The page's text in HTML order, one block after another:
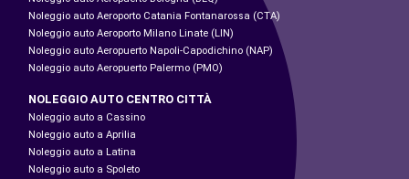
Noleggio auto Aeroporto Catania Fontanarossa (CTA)
Noleggio auto Aeroporto Milano Linate (LIN)
Noleggio auto Aeropuerto Napoli-Capodichino (NAP)
Noleggio auto Aeropuerto Palermo (PMO)
NOLEGGIO AUTO CENTRO CITTÀ
Noleggio auto a Cassino
Noleggio auto a Aprilia
Noleggio auto a Latina
Noleggio auto a Spoleto